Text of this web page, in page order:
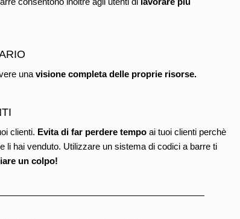
una visione completa delle proprie risorse.
clienti. Evita di far perdere tempo ai tuoi clienti perchè
li hai venduto. Utilizzare un sistema di codici a barre ti
un colpo!